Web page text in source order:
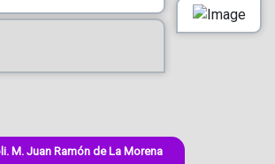
M. Juan Ramón de La Morena